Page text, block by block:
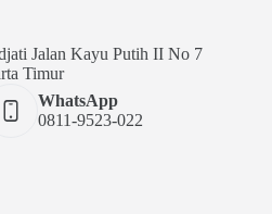
Jalan Kayu Putih II No 7
Timur
WhatsApp
0811-9523-022